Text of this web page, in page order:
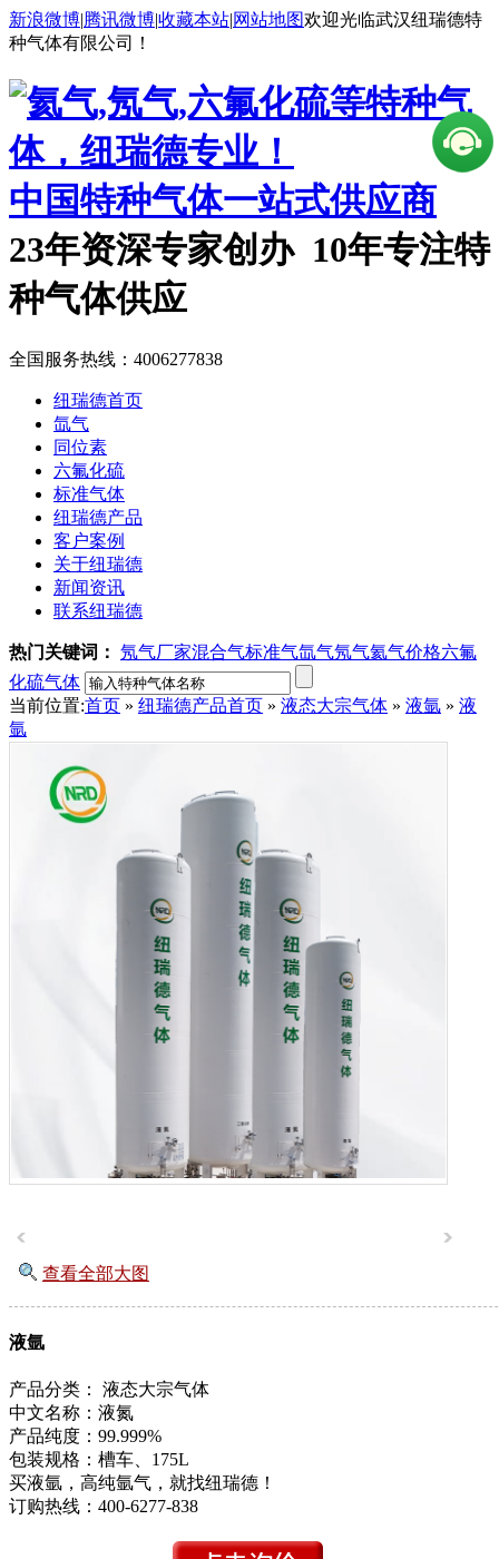
新浪微博|腾讯微博|收藏本站|网站地图欢迎光临武汉纽瑞德特
种气体有限公司！
中国特种气体一站式供应商
23年资深专家创办 10年专注特
种气体供应
全国服务热线： 4006277838
纽瑞德首页
氙气
同位素
六氟化硫
标准气体
纽瑞德产品
客户案例
关于纽瑞德
新闻资讯
联系纽瑞德
热门关键词： 氖气厂家混合气标准气氙气氖气氦气价格六氟
化硫气体
当前位置:首页 » 纽瑞德产品首页 » 液态大宗气体 » 液氩 » 液
氩
查看全部大图
液氩
产品分类： 液态大宗气体
中文名称：液氮
产品纯度：99.999%
包装规格：槽车、175L
买液氩，高纯氩气，就找纽瑞德！
订购热线： 400-6277-838